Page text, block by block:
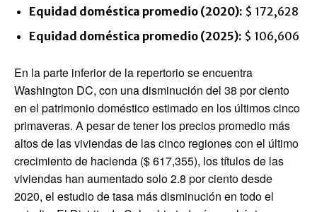
Equidad doméstica promedio (2020): $ 172,628
Equidad doméstica promedio (2025): $ 106,606
En la parte inferior de la repertorio se encuentra
Washington DC, con una disminución del 38 por ciento
en el patrimonio doméstico estimado en los últimos cinco
primaveras. A pesar de tener los precios promedio más
altos de las viviendas de las cinco regiones con el último
crecimiento de hacienda ($ 617,355), los títulos de las
viviendas han aumentado solo 2.8 por ciento desde
2020, el estudio de tasa más disminución en todo el